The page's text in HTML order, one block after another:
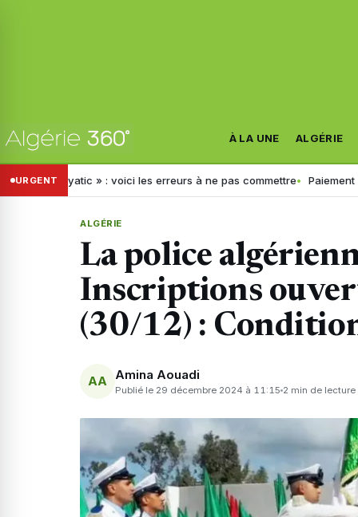
À LA UNE ALGÉRIE
URGENT
» : voici les erreurs à ne pas commettre Paiement
ALGÉRIE
La police
Inscriptions
(30/12) :
AA Amina Aouadi
Publié le 29 décembre 2024 à 11:15 2 min de lecture